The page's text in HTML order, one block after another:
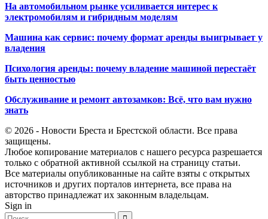
На автомобильном рынке усиливается интерес к
электромобилям и гибридным моделям
Машина как сервис: почему формат аренды выигрывает у
владения
Психология аренды: почему владение машиной перестаёт
быть ценностью
Обслуживание и ремонт автозамков: Всё, что вам нужно
знать
© 2026 - Новости Бреста и Брестской области. Все права
защищены.
Любое копирование материалов с нашего ресурса разрешается
только с обратной активной ссылкой на страницу статьи.
Все материалы опубликованные на сайте взяты с открытых
источников и других порталов интернета, все права на
авторство принадлежат их законным владельцам.
Sign in